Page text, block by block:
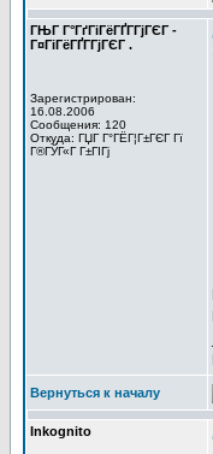
ГЊГ Г°ГґГіГёГҐГ­ГјГЄГ -
Г¤ГіГёГҐГ­ГјГЄГ .
Зарегистрирован:
16.08.2006
Сообщения: 120
Откуда: ГЏГ Г°ГЁГ¦Г±ГЄГ Гї
Г®ГЎГ«Г Г±ГІГј
Вернуться к началу
Inkognito